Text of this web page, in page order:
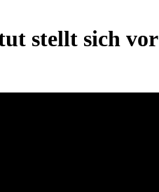
stellt sich vor